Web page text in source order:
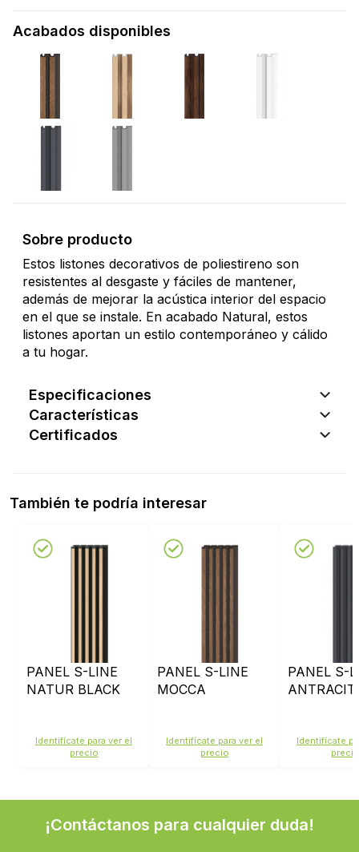
Acabados disponibles
Sobre producto
Estos listones decorativos de poliestireno son
resistentes al desgaste y fáciles de mantener,
además de mejorar la acústica interior del espacio
en el que se instale. En acabado Natural, estos
listones aportan un estilo contemporáneo y cálido
a tu hogar.
Especificaciones
Características
Certificados
También te podría interesar
PANEL S-LINE
NATUR BLACK
Identifícate para ver el
precio
PANEL S-LINE
MOCCA
Identifícate para ver el
precio
PANEL S-
Identifícate
precio
¡Contáctanos para cualquier duda!